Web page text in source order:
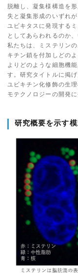
脱離し、凝集様構造を
失と凝集形成のいずれ
ユビキタスに発現する
としてあらわれるのか
私たちは、ミステリン
キチン鎖を付加しどの
よりどのような細胞機
す。研究タイトルに掲
ユビキチン化修飾の生
モテクノロジーの開発に
研究概要を示す模